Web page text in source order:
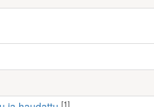
[1]